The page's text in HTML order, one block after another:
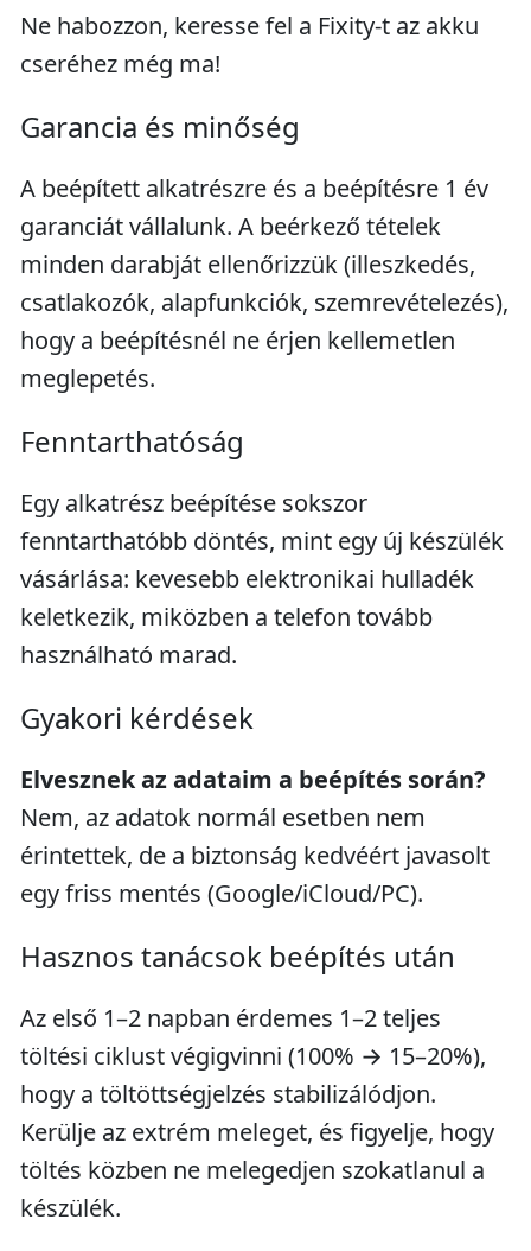
Ne habozzon, keresse fel a Fixity-t az akku
cseréhez még ma!
Garancia és minőség
A beépített alkatrészre és a beépítésre 1 év
garanciát vállalunk. A beérkező tételek
minden darabját ellenőrizzük (illeszkedés,
csatlakozók, alapfunkciók, szemrevételezés),
hogy a beépítésnél ne érjen kellemetlen
meglepetés.
Fenntarthatóság
Egy alkatrész beépítése sokszor
fenntarthatóbb döntés, mint egy új készülék
vásárlása: kevesebb elektronikai hulladék
keletkezik, miközben a telefon tovább
használható marad.
Gyakori kérdések
Elvesznek az adataim a beépítés során?
Nem, az adatok normál esetben nem
érintettek, de a biztonság kedvéért javasolt
egy friss mentés (Google/iCloud/PC).
Hasznos tanácsok beépítés után
Az első 1–2 napban érdemes 1–2 teljes
töltési ciklust végigvinni (100% → 15–20%),
hogy a töltöttségjelzés stabilizálódjon.
Kerülje az extrém meleget, és figyelje, hogy
töltés közben ne melegedjen szokatlanul a
készülék.